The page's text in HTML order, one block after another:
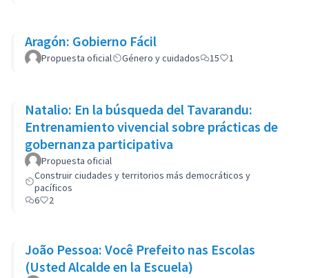
Aragón: Gobierno Fácil
Propuesta oficial Género y cuidados 15 1
Natalio: En la búsqueda del Tavarandu:
Entrenamiento vivencial sobre prácticas de
gobernanza participativa
Propuesta oficial
Construir ciudades y territorios más democráticos y
pacíficos
6
2
João Pessoa: Você Prefeito nas Escolas
(Usted Alcalde en la Escuela)